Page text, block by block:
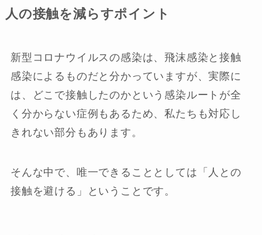
人の接触を減らすポイント
新型コロナウイルスの感染は、飛沫感染と接触
感染によるものだと分かっていますが、実際に
は、どこで接触したのかという感染ルートが全
く分からない症例もあるため、私たちも対応し
きれない部分もあります。
そんな中で、唯一できることとしては「人との
接触を避ける」ということです。